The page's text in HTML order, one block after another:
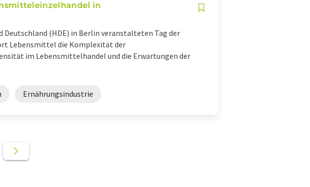
in
Deutschland (HDE) in Berlin veranstalteten Tag der
Lebensmittel die Komplexität der
im Lebensmittelhandel und die Erwartungen der
Ernährungsindustrie